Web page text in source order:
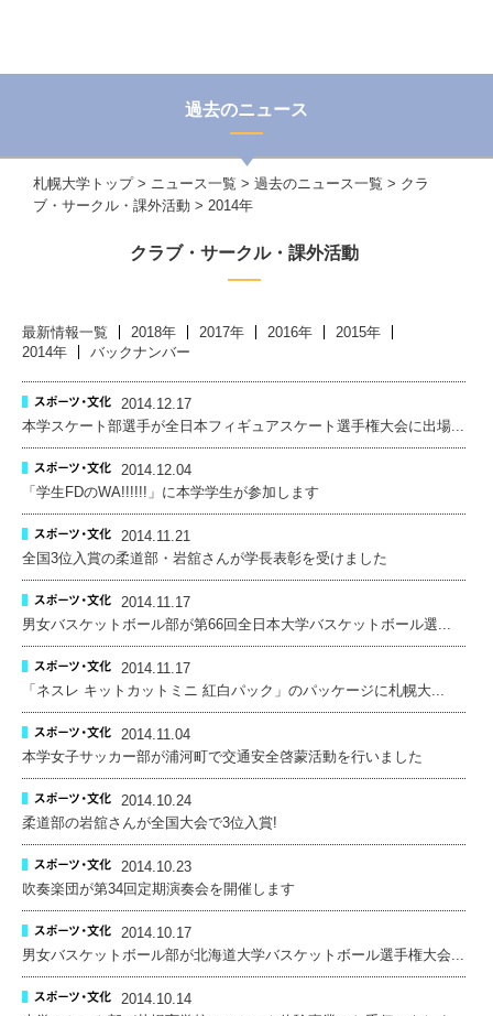
過去のニュース
札幌大学トップ> ニュース一覧 > 過去のニュース一覧 > クラ
ブ・サークル・課外活動 > 2014年
クラブ・サークル・課外活動
最新情報一覧 2018年 2017年 2016年
2015年
2014年
バックナンバー
2014.12.17
本学スケート部選手が全日本フィギュアスケート選手権大会に出場...
2014.12.04
「学生FDのWA!!!!!!」に本学学生が参加します
2014.11.21
全国3位入賞の柔道部・岩舘さんが学長表彰を受けました
2014.11.17
男女バスケットボール部が第66回全日本大学バスケットボール選...
2014.11.17
「ネスレ キットカットミニ 紅白パック」のパッケージに札幌大...
2014.11.04
本学女子サッカー部が浦河町で交通安全啓蒙活動を行いました
2014.10.24
柔道部の岩舘さんが全国大会で3位入賞!
2014.10.23
吹奏楽団が第34回定期演奏会を開催します
2014.10.17
男女バスケットボール部が北海道大学バスケットボール選手権大会...
2014.10.14